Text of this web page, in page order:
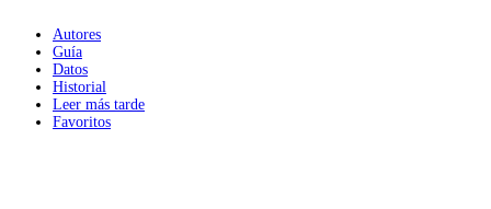
Autores
Guía
Datos
Historial
Leer más tarde
Favoritos